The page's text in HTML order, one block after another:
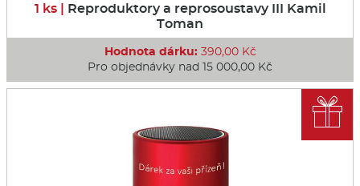
1 ks | Reproduktory a reprosoustavy III Kamil
Toman
Hodnota dárku:390,00 Kč
Pro objednávky nad 15 000,00 Kč
